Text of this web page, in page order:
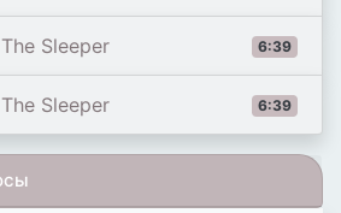
6:39
Sleeper
6:39
Sleeper